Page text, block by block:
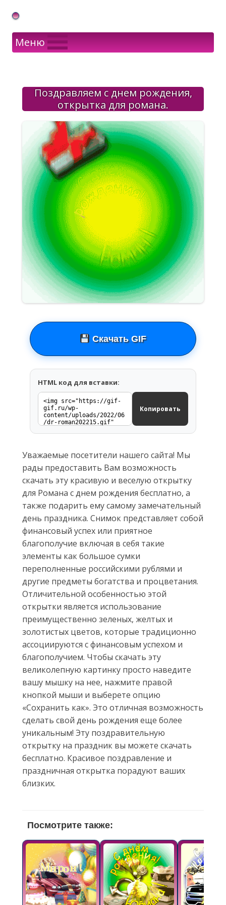
Gif Открытки в подарок
Меню
Поздравляем с днем рождения,
открытка для романа.
Скачать GIF
HTML код для вставки:
Копировать
Уважаемые посетители нашего сайта! Мы
рады предоставить Вам возможность
скачать эту красивую и веселую открытку
для Романа с днем рождения бесплатно, а
также подарить ему самому замечательный
день праздника. Снимок представляет собой
финансовый успех или приятное
благополучие включая в себя такие
элементы как большое сумки
переполненные российскими рублями и
другие предметы богатства и процветания.
Отличительной особенностью этой
открытки является использование
преимущественно зеленых, желтых и
золотистых цветов, которые традиционно
ассоциируются с финансовым успехом и
благополучием. Чтобы скачать эту
великолепную картинку просто наведите
вашу мышку на нее, нажмите правой
кнопкой мыши и выберете опцию
«Сохранить как». Это отличная возможность
сделать свой день рождения еще более
уникальным! Эту поздравительную
открытку на праздник вы можете скачать
бесплатно. Красивое поздравление и
праздничная открытка порадуют ваших
близких.
Посмотрите также: